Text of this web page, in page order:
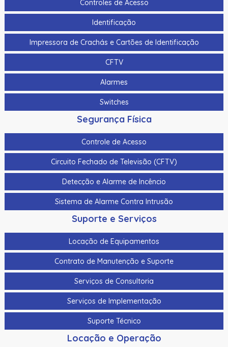
Controles de Acesso
Identificação
Impressora de Crachás e Cartões de Identificação
CFTV
Alarmes
Switches
Segurança Física
Controle de Acesso
Circuito Fechado de Televisão (CFTV)
Detecção e Alarme de Incêncio
Sistema de Alarme Contra Intrusão
Suporte e Serviços
Locação de Equipamentos
Contrato de Manutenção e Suporte
Serviços de Consultoria
Serviços de Implementação
Suporte Técnico
Locação e Operação